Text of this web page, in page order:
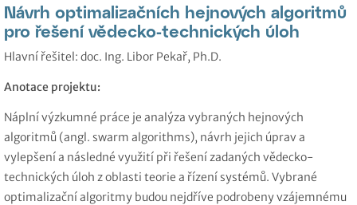
Návrh optimalizačních hejnových algoritmů
pro řešení vědecko-technických úloh
Hlavní řešitel: doc. Ing. Libor Pekař, Ph.D.
Anotace projektu:
Náplní výzkumné práce je analýza vybraných hejnových
algoritmů (angl. swarm algorithms), návrh jejich úprav a
vylepšení a následné využití při řešení zadaných vědecko-
technických úloh z oblasti teorie a řízení systémů. Vybrané
optimalizační algoritmy budou nejdříve podrobeny vzájemnému